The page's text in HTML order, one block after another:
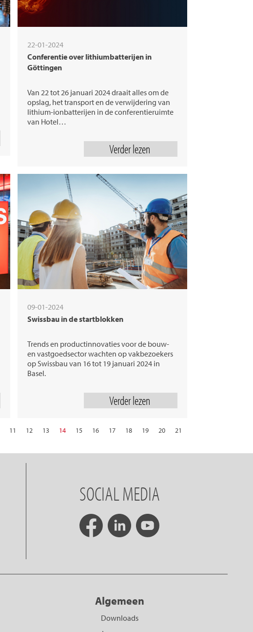
22-01-2024
Conferentie over lithiumbatterijen in
Göttingen
Van 22 tot 26 januari 2024 draait alles om de
opslag, het transport en de verwijdering van
lithium-ionbatterijen in de conferentieruimte
van Hotel…
Verder lezen
09-01-2024
Swissbau in de startblokken
Trends en productinnovaties voor de bouw-
en vastgoedsector wachten op vakbezoekers
op Swissbau van 16 tot 19 januari 2024 in
Basel.
Verder lezen
11 12 13 14 15 16 17 18 19 20
21
SOCIAL MEDIA
Algemeen
Downloads